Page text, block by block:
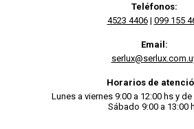
Teléfonos:
4523 4406| 099 155
Email:
Horarios de
Lunes a viernes 9:00 a 12:00 hs y
Sábado 9:00 a 13:00